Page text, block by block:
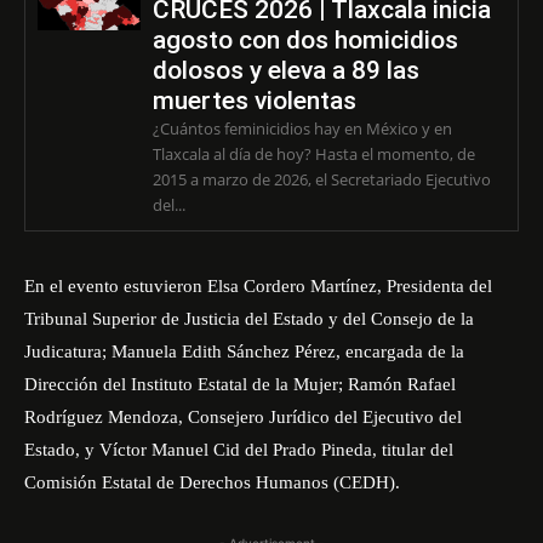
CRUCES 2026 | Tlaxcala inicia
agosto con dos homicidios
dolosos y eleva a 89 las
muertes violentas
¿Cuántos feminicidios hay en México y en
Tlaxcala al día de hoy? Hasta el momento, de
2015 a marzo de 2026, el Secretariado Ejecutivo
del...
En el evento estuvieron Elsa Cordero Martínez, Presidenta del
Tribunal Superior de Justicia del Estado y del Consejo de la
Judicatura; Manuela Edith Sánchez Pérez, encargada de la
Dirección del Instituto Estatal de la Mujer; Ramón Rafael
Rodríguez Mendoza, Consejero Jurídico del Ejecutivo del
Estado, y Víctor Manuel Cid del Prado Pineda, titular del
Comisión Estatal de Derechos Humanos (CEDH).